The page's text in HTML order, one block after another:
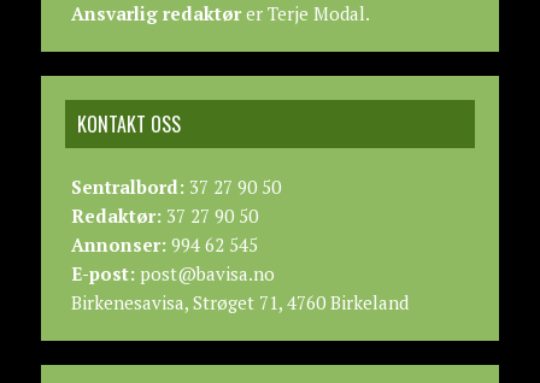
Ansvarlig redaktører Terje Modal.
KONTAKT OSS
Sentralbord:37 27 90 50
Redaktør:37 27 90 50
Annonser:994 62 545
E-post:post@bavisa.no
Birkenesavisa, Strøget 71, 4760 Birkeland